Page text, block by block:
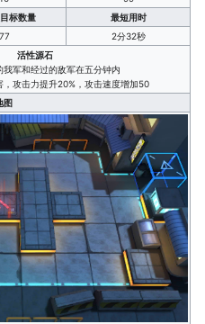
标数量
最短用时
77 2分32秒
活性源石
我军和经过的敌军在五分钟内
，攻击力提升20%，攻击速度增加50
图